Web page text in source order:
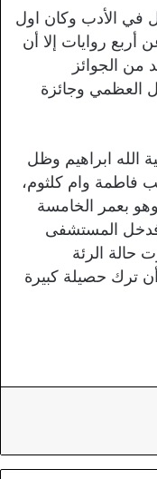
الأدب وكان اول
يحصل عليها في عام ،١٩٨٨ عن أربع روايات إلا أن
من الجوائز
العظمي وجائزة
ابراهيم وظل
فاطمة وام كلثوم،
توفي نجيب محفوظ في عام ٢٠٠٦ وهو بعمر الخامسة
المستشفى
حالة الرئة
أن ترك حصيلة كبيرة